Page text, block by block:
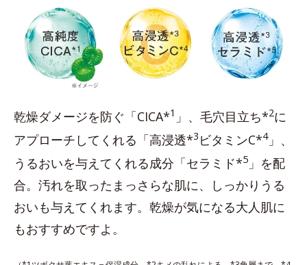
乾燥ダメージを防ぐ「CICA*1 」、毛穴目立ち*2に
アプローチしてくれる「高浸透*3 ビタミンC*4」、
うるおいを与えてくれる成分「セラミド*5 」を配
合。汚れを取ったまっさらな肌に、しっかりうる
おいも与えてくれます。乾燥が気になる大人肌に
もおすすめですよ。